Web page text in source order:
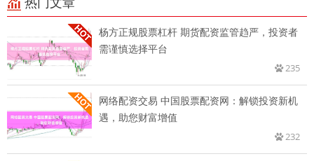
杨方正规股票杠杆 期货配资监管趋严，投资者
需谨慎选择平台
235
网络配资交易 中国股票配资网：解锁投资新机
遇，助您财富增值
232